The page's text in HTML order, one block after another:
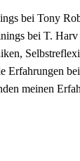
bei Tony
bei T.
Erfahrungen
meinen